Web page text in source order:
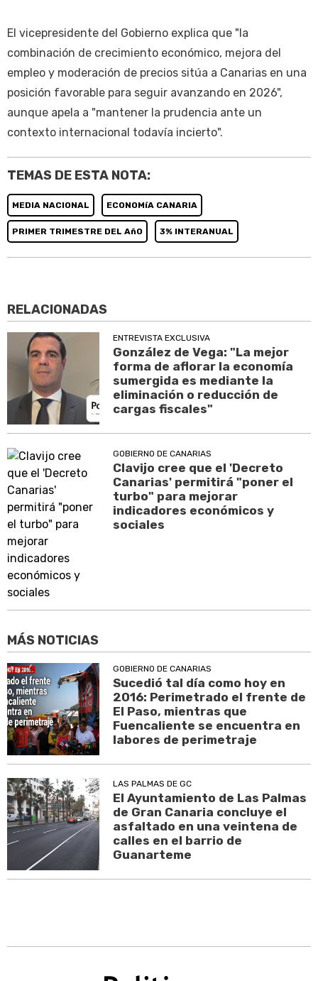
El vicepresidente del Gobierno explica que "la
combinación de crecimiento económico, mejora del
empleo y moderación de precios sitúa a Canarias en una
posición favorable para seguir avanzando en 2026",
aunque apela a "mantener la prudencia ante un
contexto internacional todavía incierto".
TEMAS DE ESTA NOTA:
MEDIA NACIONAL ECONOMíA CANARIA
PRIMER TRIMESTRE DEL AñO 3% INTERANUAL
RELACIONADAS
ENTREVISTA EXCLUSIVA
González de Vega: "La mejor
forma de aflorar la economía
sumergida es mediante la
eliminación o reducción de
cargas fiscales"
GOBIERNO DE CANARIAS
Clavijo cree que el 'Decreto
Canarias' permitirá "poner el
turbo" para mejorar
indicadores económicos y
sociales
MÁS NOTICIAS
GOBIERNO DE CANARIAS
Sucedió tal día como hoy en
2016: Perimetrado el frente de
El Paso, mientras que
Fuencaliente se encuentra en
labores de perimetraje
LAS PALMAS DE GC
El Ayuntamiento de Las Palmas
de Gran Canaria concluye el
asfaltado en una veintena de
calles en el barrio de
Guanarteme